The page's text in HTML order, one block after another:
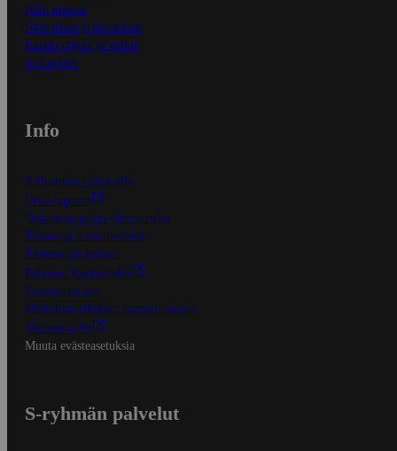
Näin maksat
Näin tilaat ja muokkaat
Kaikki ohjeet ja vinkit
In English
Info
S-Business yrityksille
Oiva-raportit
Osuuskauppojen yhteystiedot
Tilaus- ja toimitusehdot
Tietosuojakäytäntö
Palvelun käyttöehdot
Saavutettavuus
Mobiilisovelluksen saavutettavuus
Mainostajalle
Muuta evästeasetuksia
S-ryhmän palvelut